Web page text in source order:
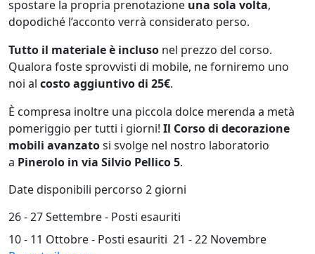
spostare la propria prenotazione una sola volta,
dopodiché l’acconto verrà considerato perso.
Tutto il materiale è incluso nel prezzo del corso.
Qualora foste sprovvisti di mobile, ne forniremo uno
noi al costo aggiuntivo di 25€.
È compresa inoltre una piccola dolce merenda a metà
pomeriggio per tutti i giorni! Il Corso di decorazione
mobili avanzatosi svolge nel nostro laboratorio
a Pinerolo in via Silvio Pellico 5.
Date disponibili percorso 2 giorni
26 - 27 Settembre - Posti esauriti
10 - 11 Ottobre - Posti esauriti 21 - 22 Novembre